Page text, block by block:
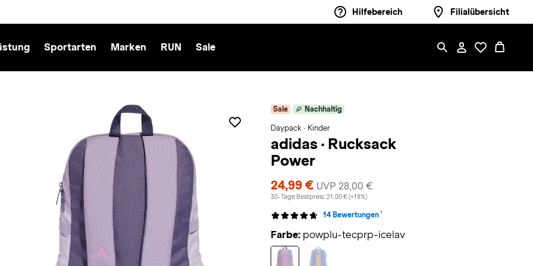
Hilfebereich Filialübersicht
Sportarten Marken RUN Sale
Sale Nachhaltig
Daypack · Kinder
adidas · Rucksack
Power
24,99 € UVP 28,00 €
30-Tage Bestpreis: 21,00 € (+19%)
14 Bewertungen 1
Farbe: powplu-tecprp-icelav